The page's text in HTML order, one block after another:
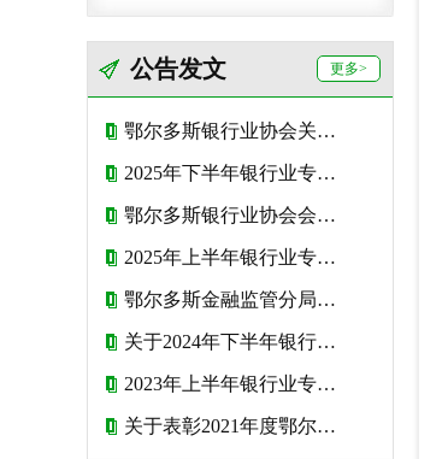
更多>
公告发文
鄂尔多斯银行业协会关于2026年度会费收取标准的公告
2025年下半年银行业专业人员初级和中级职业资格考试报名公告
鄂尔多斯银行业协会会费管理办法
2025年上半年银行业专业人员初级和中级职业资格考试报名公告
鄂尔多斯金融监管分局致金融消费者的一封信
关于2024年下半年银行业专业人员初级和中级职业资格考试报名的公告
2023年上半年银行业专业人员初级和中级职业资格考试报名公告
关于表彰2021年度鄂尔多斯银行业文明 规范服务“十佳网点”、“星级网点” 和“优秀网点”的决定